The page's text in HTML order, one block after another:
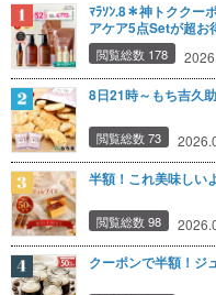
ﾏﾗｿﾝ.8＊神トククー
アケア5点Setが超お
閲覧総数 178
8日21時～もち吉久
閲覧総数 73
半額！これ美味しい
閲覧総数 98
クーポンで半額！ジ